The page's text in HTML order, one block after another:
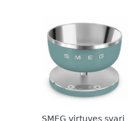
SMEG virtuves svari